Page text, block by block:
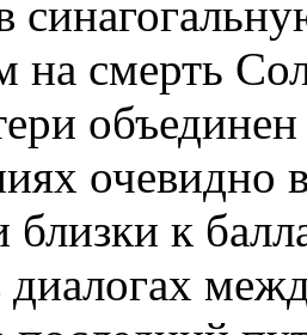
на смерть
очевидно
близки к
диалогах